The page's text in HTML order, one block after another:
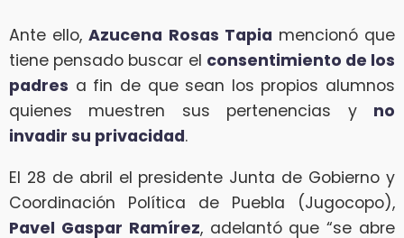
Ante ello,Azucena Rosas Tapia mencionó que
tiene pensado buscar el consentimiento de los
padres a fin de que sean los propios alumnos
quienes muestren sus pertenencias y no
invadir su privacidad.
El 28 de abril el presidente Junta de Gobierno y
Coordinación Política de Puebla (Jugocopo),
Pavel Gaspar Ramírez, adelantó que “se abre